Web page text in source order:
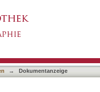
Verhältnisses
→ Dokumentanzeige